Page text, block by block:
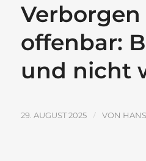
Verborgen
offenbar:
und nicht
29. AUGUST 2025 / VON